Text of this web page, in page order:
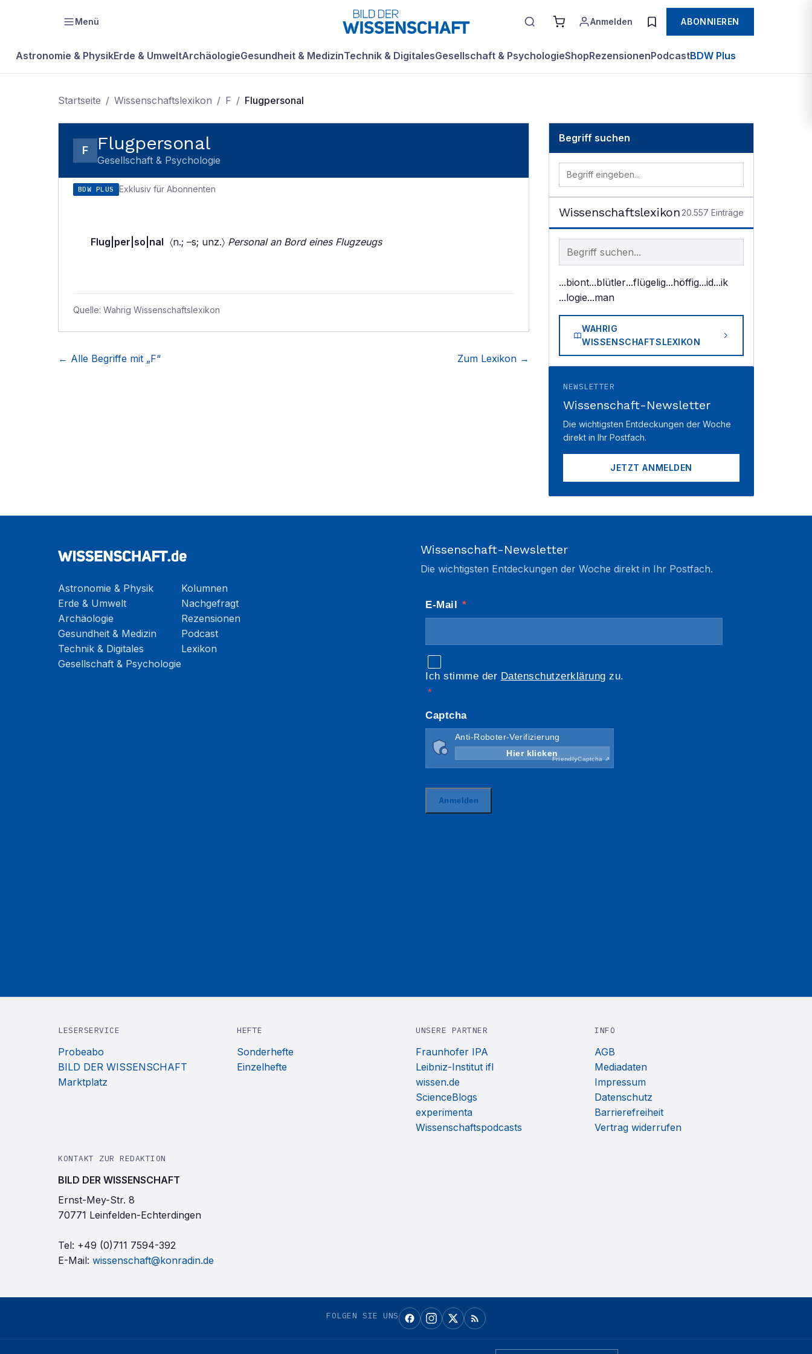
Menü Anmelden ABONNIEREN
Astronomie & PhysikErde & UmweltArchäologieGesundheit & MedizinTechnik & DigitalesGesellschaft & PsychologieShopRezensionenPodcastBDW Plus
Startseite / Wissenschaftslexikon / F / Flugpersonal
F Flugpersonal
Gesellschaft & Psychologie
BDW PLUS Exklusiv für Abonnenten
Flug|per|so|nal 〈n.; –s; unz.〉 Personal an Bord eines Flugzeugs
Quelle: Wahrig Wissenschaftslexikon
← Alle Begriffe mit „F“ Zum Lexikon →
Begriff suchen
Wissenschaftslexikon 20.557 Einträge
Begriff im Lexikon suchen
...biont...blütler...flügelig...höffig...id...ik
...logie...man
WAHRIG
WISSENSCHAFTSLEXIKON
NEWSLETTER
Wissenschaft-Newsletter
Die wichtigsten Entdeckungen der Woche
direkt in Ihr Postfach.
JETZT ANMELDEN
Astronomie & Physik
Erde & Umwelt
Archäologie
Gesundheit & Medizin
Technik & Digitales
Gesellschaft & Psychologie
Kolumnen
Nachgefragt
Rezensionen
Podcast
Lexikon
Wissenschaft-Newsletter
Die wichtigsten Entdeckungen der Woche direkt in Ihr Postfach.
LESERSERVICE
Probeabo
BILD DER WISSENSCHAFT
Marktplatz
HEFTE
Sonderhefte
Einzelhefte
UNSERE PARTNER
Fraunhofer IPA
Leibniz-Institut ifl
wissen.de
ScienceBlogs
experimenta
Wissenschaftspodcasts
INFO
AGB
Mediadaten
Impressum
Datenschutz
Barrierefreiheit
Vertrag widerrufen
KONTAKT ZUR REDAKTION
BILD DER WISSENSCHAFT
Ernst-Mey-Str. 8
70771 Leinfelden-Echterdingen
Tel: +49 (0)711 7594-392
E-Mail: wissenschaft@konradin.de
FOLGEN SIE UNS